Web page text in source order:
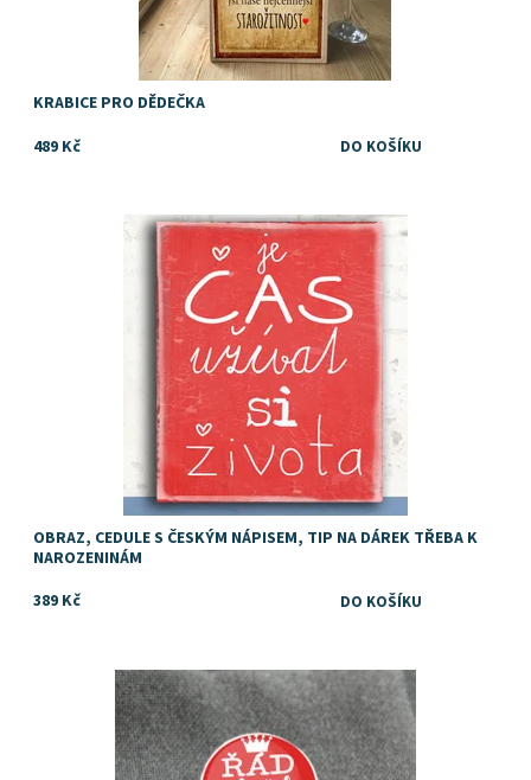
KRABICE PRO DĚDEČKA
489 Kč
Skladem
DejDar
OBRAZ, CEDULE S ČESKÝM NÁPISEM, TIP NA DÁREK TŘEBA K
NAROZENINÁM
389 Kč
Tip na vtipný dárek pro tatínka nebo dědečka třeba ke kulatým
narozeninám
Dostupnost:
Skladem